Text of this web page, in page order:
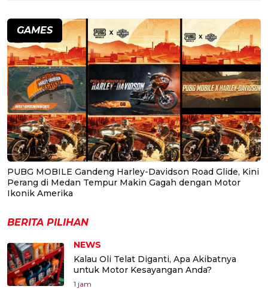
GAMES
PUBG MOBILE Gandeng Harley-Davidson Road Glide, Kini
Perang di Medan Tempur Makin Gagah dengan Motor
Ikonik Amerika
BERITA PILIHAN
NEWS
Kalau Oli Telat Diganti, Apa Akibatnya
untuk Motor Kesayangan Anda?
1 jam